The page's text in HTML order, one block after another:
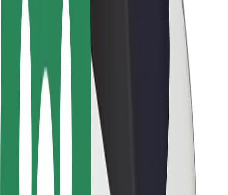
Pasažieru drošība
Autovadītāju drošība
Skrejriteņu drošība
Drošības laboratorija
Pilsētas
Pilsētas
Risinājumi pilsētām
Lidostas
Bolt uzlādes statīvi
Palīdzība